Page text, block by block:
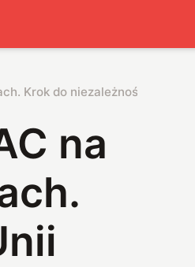
Krok do niezależności Unii
na